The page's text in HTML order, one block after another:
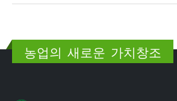
농업의 새로운 가치창조